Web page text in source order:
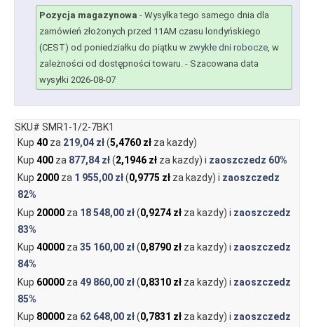
Pozycja magazynowa - Wysyłka tego samego dnia dla
zamówień złożonych przed 11AM czasu londyńskiego
(CEST) od poniedziałku do piątku w zwykłe dni robocze, w
zależności od dostępności towaru. - Szacowana data
wysyłki 2026-08-07
SKU# SMR1-1/2-7BK1
Kup 40za 219,04 zł(5,4760 złza kazdy)
Kup 400za 877,84 zł(2,1946 złza kazdy) i zaoszczedz 60%
Kup 2000za 1 955,00 zł(0,9775 złza kazdy) i zaoszczedz
82%
Kup 20000za 18 548,00 zł(0,9274 złza kazdy) i zaoszczedz
83%
Kup 40000za35 160,00 zł(0,8790 złza kazdy) i zaoszczedz
84%
Kup 60000za 49 860,00 zł(0,8310 złza kazdy) i zaoszczedz
85%
Kup 80000za 62 648,00 zł(0,7831 złza kazdy) i zaoszczedz